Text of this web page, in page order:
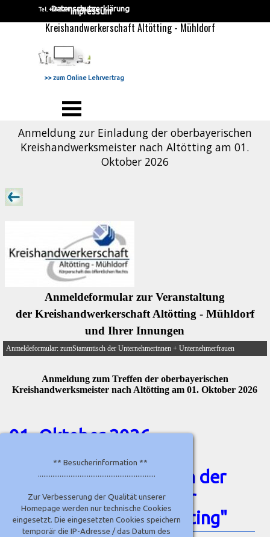
** Besucherinformation **
.................................................................
Zur Verbesserung der Qualität unserer
Homepage werden nur technische Cookies
eingesetzt. Die eingesetzten Cookies speichern
temporär die IP-Adresse / das Datum des
Direkt zum Seiteninhalt
Tel. +49 52 41 - 220 23 0
Datenschutzerklärung
Impressum
Kreishandwerkerschaft Altötting - Mühldorf
>> zum Online Lehrvertrag
Anmeldung zur Einladung der oberbayerischen
Kreishandwerksmeister nach Altötting am 01.
Oktober 2026
Anmeldeformular zur Veranstaltung
der Kreishandwerkerschaft Altötting - Mühldorf
und Ihrer Innungen
Anmeldeformular: zumStammtisch der Unternehmerinnen + Unternehmerfrauen
Anmeldung zum Treffen der oberbayerischen
Kreishandwerksmeister nach Altötting am 01. Oktober 2026
01. Oktober 2026 -
Anmeldeformular zur
"Einladung zum Treffen der
Kreishandwerksmeister
Oberbayern nach Altötting"